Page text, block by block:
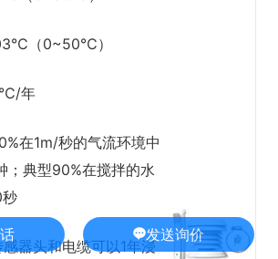
（0~50℃）
年
在1m/秒的气流环境中
；典型90%在搅拌的水
器头和电缆可以1年浸
发送询价